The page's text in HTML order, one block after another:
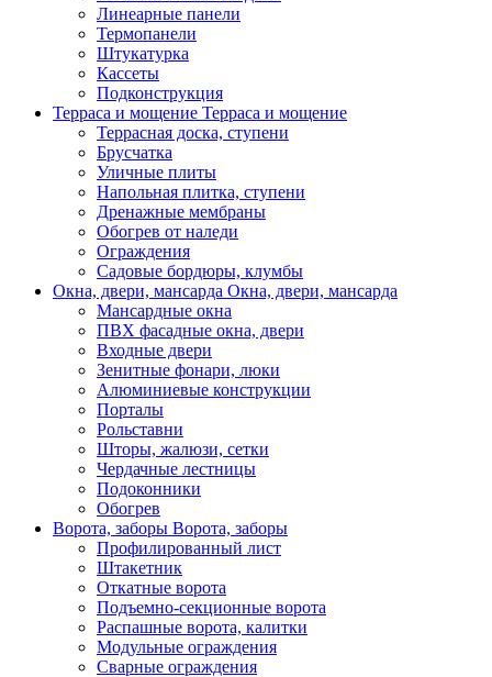
Линеарные панели
Термопанели
Штукатурка
Кассеты
Подконструкция
Терраса и мощение Терраса и мощение
Террасная доска, ступени
Брусчатка
Уличные плиты
Напольная плитка, ступени
Дренажные мембраны
Обогрев от наледи
Ограждения
Садовые бордюры, клумбы
Окна, двери, мансарда Окна, двери, мансарда
Мансардные окна
ПВХ фасадные окна, двери
Входные двери
Зенитные фонари, люки
Алюминиевые конструкции
Порталы
Рольставни
Шторы, жалюзи, сетки
Чердачные лестницы
Подоконники
Обогрев
Ворота, заборы Ворота, заборы
Профилированный лист
Штакетник
Откатные ворота
Подъемно-секционные ворота
Распашные ворота, калитки
Модульные ограждения
Сварные ограждения